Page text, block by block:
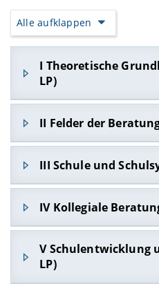
Alle aufklappen
I Theoretische
LP)
Grundlagen
Theoretische Zugänge,
(Dr. Christof Beer)
Weitere Informationen
Anmeldung für das
VC-Kurs
Erziehungswissenschaft“
II Felder der
Neues Seminarangebot
III Schule und
Dieses Modul wird
angeboten: Das Seminar
(Thorsten Binz) findet
IV Kollegiale
Kollegiale
(Dr. Angela Anderka &
Weitere Informationen im
V Schulentwicklung
LP)